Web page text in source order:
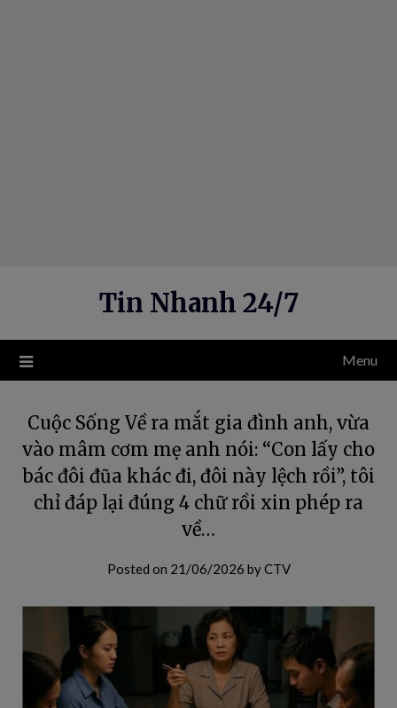
Tin Nhanh 24/7
Menu
Cuộc Sống Về ra mắt gia đình anh, vừa
vào mâm cơm mẹ anh nói: “Con lấy cho
bác đôi đũa khác đi, đôi này lệch rồi”, tôi
chỉ đáp lại đúng 4 chữ rồi xin phép ra
về…
Posted on 21/06/2026 byCTV